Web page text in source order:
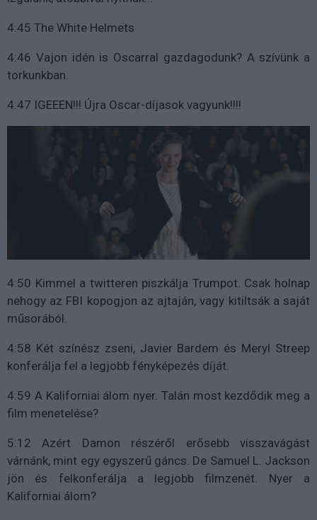
4:45 The White Helmets
4:46 Vajon idén is Oscarral gazdagodunk? A szívünk a
torkunkban.
4:47 IGEEEN!!! Újra Oscar-díjasok vagyunk!!!!
4:50 Kimmel a twitteren piszkálja Trumpot. Csak holnap
nehogy az FBI kopogjon az ajtaján, vagy kitiltsák a saját
műsorából.
4:58 Két színész zseni, Javier Bardem és Meryl Streep
konferálja fel a legjobb fényképezés díját.
4:59 A Kaliforniai álom nyer. Talán most kezdődik meg a
film menetelése?
5:12 Azért Damon részéről erősebb visszavágást
várnánk, mint egy egyszerű gáncs. De Samuel L. Jackson
jön és felkonferálja a legjobb filmzenét. Nyer a
Kaliforniai álom?